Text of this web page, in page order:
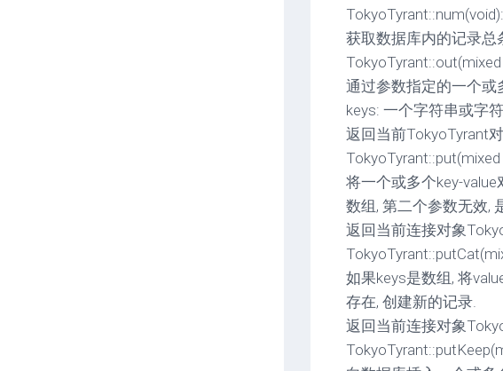
TokyoTyrant::num(void):
获取数据库内的记录总
通过参数指定的一个或
keys: 一个字符串或字
返回当前TokyoTyrant
将一个或多个key-
数组, 第二个参数无效,
返回当前连接对象
如果keys是数组, 将
存在, 创建新的记录.
返回当前连接对象